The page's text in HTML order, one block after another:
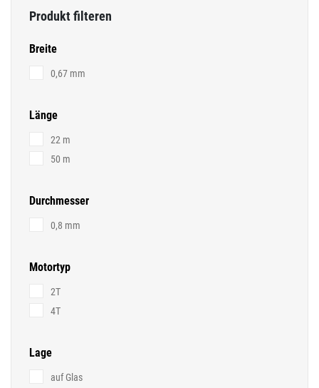
Produkt filteren
Breite
0,67 mm
Länge
22 m
50 m
Durchmesser
0,8 mm
Motortyp
2T
4T
Lage
auf Glas